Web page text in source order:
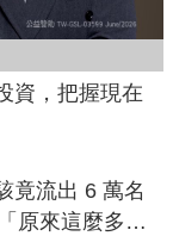
資，把握現在
竟流出 6 萬名
原來這麼多人